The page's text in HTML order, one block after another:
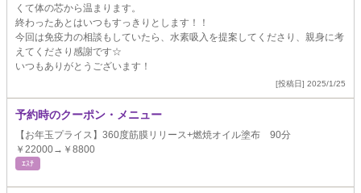
くて体の芯から温まります。
終わったあとはいつもすっきりとします！！
今回は免疫力の相談もしていたら、水素吸入を提案してくださり、親身に考
えてくださり感謝です☆
いつもありがとうございます！
[投稿日] 2025/1/25
予約時のクーポン・メニュー
【お年玉プライス】360度筋膜リリース+燃焼オイル塗布 90分
￥22000→￥8800
ｴｽﾃ